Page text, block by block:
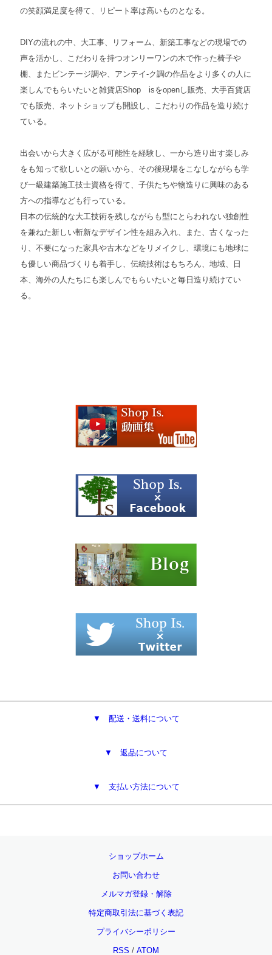
の笑顔満足度を得て、リピート率は高いものとなる。
DIYの流れの中、大工事、リフォーム、新築工事などの現場での
声を活かし、こだわりを持つオンリーワンの木で作った椅子や
棚、またビンテージ調や、アンテイ-ク調の作品をより多くの人に
楽しんでもらいたいと雑貨店Shop isをopenし販売、大手百貨店
でも販売、ネットショップも開設し、こだわりの作品を造り続け
ている。
出会いから大きく広がる可能性を経験し、一から造り出す楽しみ
をも知って欲しいとの願いから、その後現場をこなしながらも学
び一級建築施工技士資格を得て、子供たちや物造りに興味のある
方への指導なども行っている。
日本の伝統的な大工技術を残しながらも型にとらわれない独創性
を兼ねた新しい斬新なデザイン性を組み入れ、また、古くなった
り、不要になった家具や古木などをリメイクし、環境にも地球に
も優しい商品づくりも着手し、伝統技術はもちろん、地域、日
本、海外の人たちにも楽しんでもらいたいと毎日造り続けてい
る。
▼ 配送・送料について
▼ 返品について
▼ 支払い方法について
ショップホーム
お問い合わせ
メルマガ登録・解除
特定商取引法に基づく表記
プライバシーポリシー
RSS / ATOM